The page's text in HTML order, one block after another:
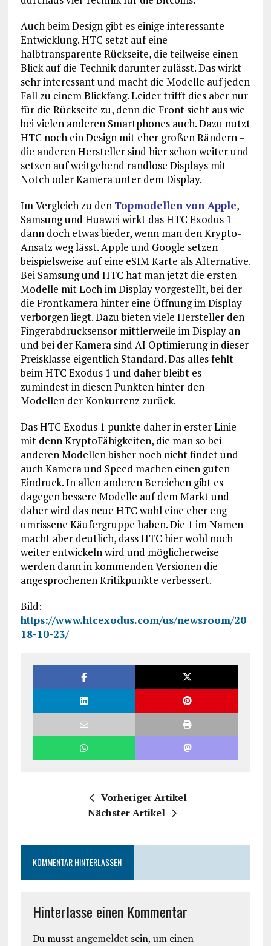
Auch beim Design gibt es einige interessante
Entwicklung. HTC setzt auf eine
halbtransparente Rückseite, die teilweise einen
Blick auf die Technik darunter zulässt. Das wirkt
sehr interessant und macht die Modelle auf jeden
Fall zu einem Blickfang. Leider trifft dies aber nur
für die Rückseite zu, denn die Front sieht aus wie
bei vielen anderen Smartphones auch. Dazu nutzt
HTC noch ein Design mit eher großen Rändern –
die anderen Hersteller sind hier schon weiter und
setzen auf weitgehend randlose Displays mit
Notch oder Kamera unter dem Display.
Im Vergleich zu den Topmodellen von Apple,
Samsung und Huawei wirkt das HTC Exodus 1
dann doch etwas bieder, wenn man den Krypto-
Ansatz weg lässt. Apple und Google setzen
beispielsweise auf eine eSIM Karte als Alternative.
Bei Samsung und HTC hat man jetzt die ersten
Modelle mit Loch im Display vorgestellt, bei der
die Frontkamera hinter eine Öffnung im Display
verborgen liegt. Dazu bieten viele Hersteller den
Fingerabdrucksensor mittlerweile im Display an
und bei der Kamera sind AI Optimierung in dieser
Preisklasse eigentlich Standard. Das alles fehlt
beim HTC Exodus 1 und daher bleibt es
zumindest in diesen Punkten hinter den
Modellen der Konkurrenz zurück.
Das HTC Exodus 1 punkte daher in erster Linie
mit denn KryptoFähigkeiten, die man so bei
anderen Modellen bisher noch nicht findet und
auch Kamera und Speed machen einen guten
Eindruck. In allen anderen Bereichen gibt es
dagegen bessere Modelle auf dem Markt und
daher wird das neue HTC wohl eine eher eng
umrissene Käufergruppe haben. Die 1 im Namen
macht aber deutlich, dass HTC hier wohl noch
weiter entwickeln wird und möglicherweise
werden dann in kommenden Versionen die
angesprochenen Kritikpunkte verbessert.
Bild:
https://www.htcexodus.com/us/newsroom/20
18-10-23/
Vorheriger Artikel
Nächster Artikel
KOMMENTAR HINTERLASSEN
Hinterlasse einen Kommentar
Du musst angemeldet sein, um einen